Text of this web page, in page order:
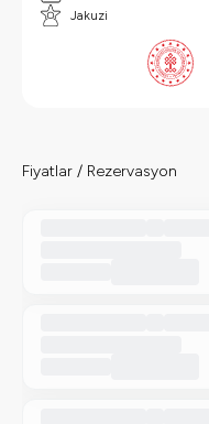
Jakuzi
Fiyatlar / Rezervasyon